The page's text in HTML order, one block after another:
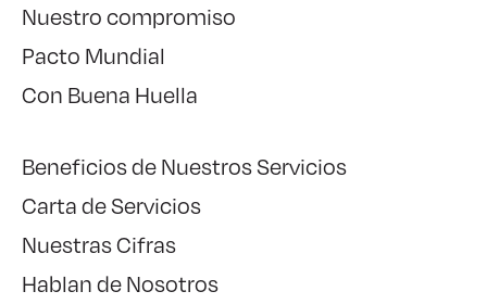
Nuestro compromiso
Pacto Mundial
Con Buena Huella
Beneficios de Nuestros Servicios
Carta de Servicios
Nuestras Cifras
Hablan de Nosotros